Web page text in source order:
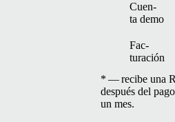
Cuen­
ta demo
Fac­
turación
* — recibe una
después del
un mes.